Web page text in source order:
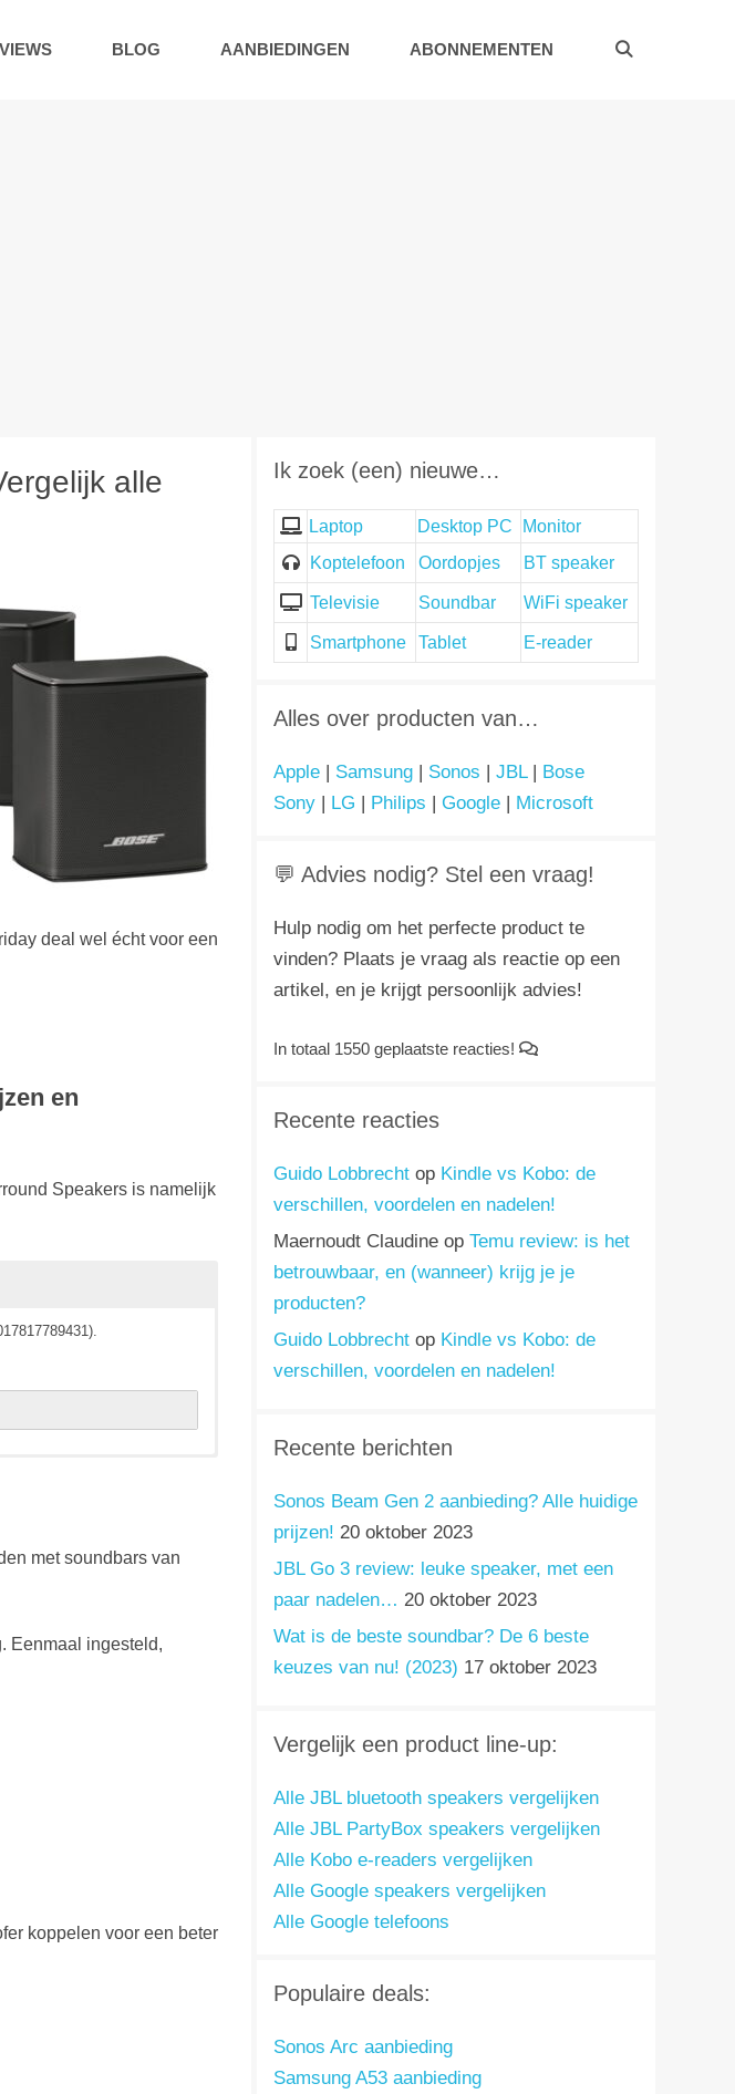
BLOG AANBIEDINGEN ABONNEMENTEN
alle
deal wel écht voor een
en
Speakers is namelijk
met soundbars van
Eenmaal ingesteld,
koppelen voor een beter
Ik zoek (een) nieuwe…
Laptop Desktop PC
Monitor
Koptelefoon
Oordopjes BT speaker
Televisie Soundbar WiFi speaker
Smartphone Tablet E-reader
Alles over producten van…
Apple | Samsung | Sonos | JBL| Bose
Sony | LG | Philips | Google | Microsoft
💬 Advies nodig? Stel een vraag!
Hulp nodig om het perfecte product te
vinden? Plaats je vraag als reactie op een
artikel, en je krijgt persoonlijk advies!
In totaal 1550 geplaatste reacties!
Recente reacties
Guido Lobbrecht op Kindle vs Kobo: de
verschillen, voordelen en nadelen!
Maernoudt Claudine op Temu review: is het
betrouwbaar, en (wanneer) krijg je je
producten?
Guido Lobbrecht op Kindle vs Kobo: de
verschillen, voordelen en nadelen!
Recente berichten
Sonos Beam Gen 2 aanbieding? Alle huidige
prijzen! 20 oktober 2023
JBL Go 3 review: leuke speaker, met een
paar nadelen… 20 oktober 2023
Wat is de beste soundbar? De 6 beste
keuzes van nu! (2023) 17 oktober 2023
Vergelijk een product line-up:
Alle JBL bluetooth speakers vergelijken
Alle JBL PartyBox speakers vergelijken
Alle Kobo e-readers vergelijken
Alle Google speakers vergelijken
Alle Google telefoons
Populaire deals:
Sonos Arc aanbieding
Samsung A53 aanbieding